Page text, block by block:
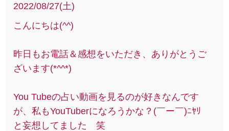
2022/08/27(土)
こんにちは(^^)
昨日もお電話＆感想をいただき、ありがとうご
ざいます(*^^*)
You Tubeの占い動画を見るのが好きなんです
が、私もYouTuberになろうかな？(￣ー￣)ﾆﾔﾘ
と妄想してました 笑